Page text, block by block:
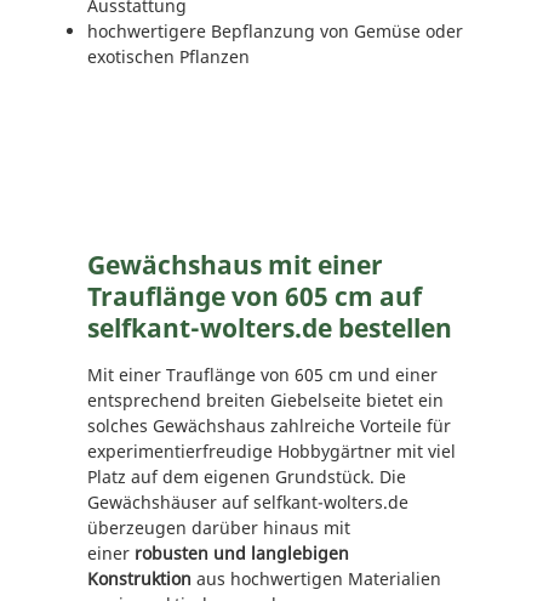
Ausstattung
hochwertigere Bepflanzung von Gemüse oder
exotischen Pflanzen
Gewächshaus mit einer
Trauflänge von 605 cm auf
selfkant-wolters.de bestellen
Mit einer Trauflänge von 605 cm und einer
entsprechend breiten Giebelseite bietet ein
solches Gewächshaus zahlreiche Vorteile für
experimentierfreudige Hobbygärtner mit viel
Platz auf dem eigenen Grundstück. Die
Gewächshäuser auf selfkant-wolters.de
überzeugen darüber hinaus mit
einer robusten und langlebigen
Konstruktion aus hochwertigen Materialien